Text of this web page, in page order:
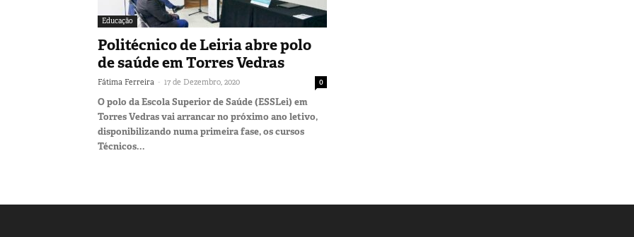
Educação
Politécnico de Leiria abre polo
de saúde em Torres Vedras
Fátima Ferreira - 17 de Dezembro, 2020 0
O polo da Escola Superior de Saúde (ESSLei) em
Torres Vedras vai arrancar no próximo ano letivo,
disponibilizando numa primeira fase, os cursos
Técnicos...